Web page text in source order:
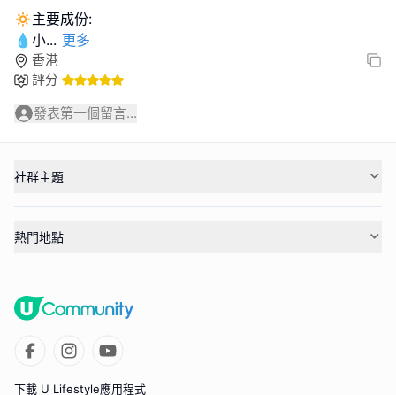
🔅主要成份:
💧小... 更多
香港
評分
發表第一個留言...
社群主題
熱門地點
下載 U Lifestyle應用程式